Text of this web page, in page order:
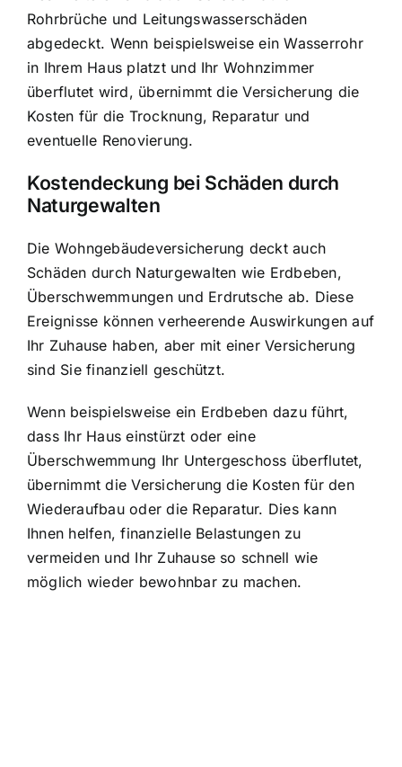
Rohrbrüche und Leitungswasserschäden
abgedeckt. Wenn beispielsweise ein Wasserrohr
in Ihrem Haus platzt und Ihr Wohnzimmer
überflutet wird, übernimmt die Versicherung die
Kosten für die Trocknung, Reparatur und
eventuelle Renovierung.
Kostendeckung bei Schäden durch
Naturgewalten
Die Wohngebäudeversicherung deckt auch
Schäden durch Naturgewalten wie Erdbeben,
Überschwemmungen und Erdrutsche ab. Diese
Ereignisse können verheerende Auswirkungen auf
Ihr Zuhause haben, aber mit einer Versicherung
sind Sie finanziell geschützt.
Wenn beispielsweise ein Erdbeben dazu führt,
dass Ihr Haus einstürzt oder eine
Überschwemmung Ihr Untergeschoss überflutet,
übernimmt die Versicherung die Kosten für den
Wiederaufbau oder die Reparatur. Dies kann
Ihnen helfen, finanzielle Belastungen zu
vermeiden und Ihr Zuhause so schnell wie
möglich wieder bewohnbar zu machen.